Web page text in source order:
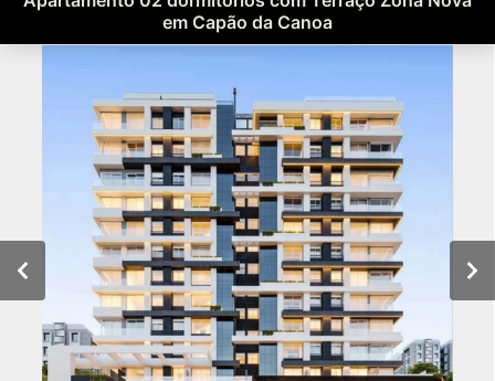
em Capão da Canoa